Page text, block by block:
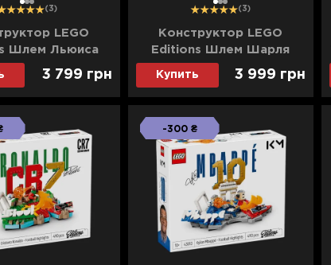
123 (3)
LEGO
Шлем Льюиса
из команды
Ferrari HP
(43022)
3 799 грн
12 3 (3)
Конструктор LEGO
Editions Шлем Шарля
Леклера из команды
Scuderia Ferrari HP
(43014)
Купить 3 999 грн
-300 ₴